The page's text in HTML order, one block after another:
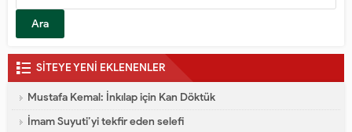
SİTEYE YENİ EKLENENLER
Mustafa Kemal: İnkılap için Kan Döktük
İmam Suyuti’yi tekfir eden selefi